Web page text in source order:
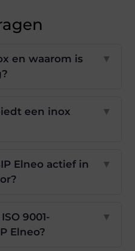
en waarom is
▼
een inox
▼
Elneo actief in
▼
9001-
Elneo?
▼